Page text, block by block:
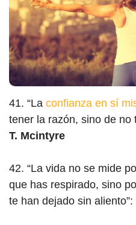
41. “La confianza en sí
tener la razón, sino de no
T. Mcintyre
42. “La vida no se mide
que has respirado, sino
te han dejado sin aliento”: